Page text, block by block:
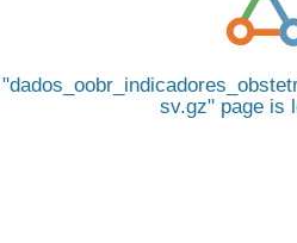
sv.gz
page is